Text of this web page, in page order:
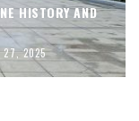
HISTORY AND
27, 2025